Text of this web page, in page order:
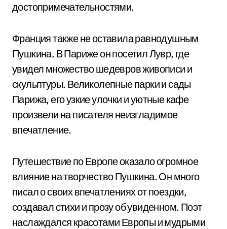
достопримечательностями.
Франция также не оставила равнодушным
Пушкина. В Париже он посетил Лувр, где
увидел множество шедевров живописи и
скульптуры. Великолепные парки и сады
Парижа, его узкие улочки и уютные кафе
произвели на писателя неизгладимое
впечатление.
Путешествие по Европе оказало огромное
влияние на творчество Пушкина. Он много
писал о своих впечатлениях от поездки,
создавал стихи и прозу об увиденном. Поэт
наслаждался красотами Европы и мудрыми